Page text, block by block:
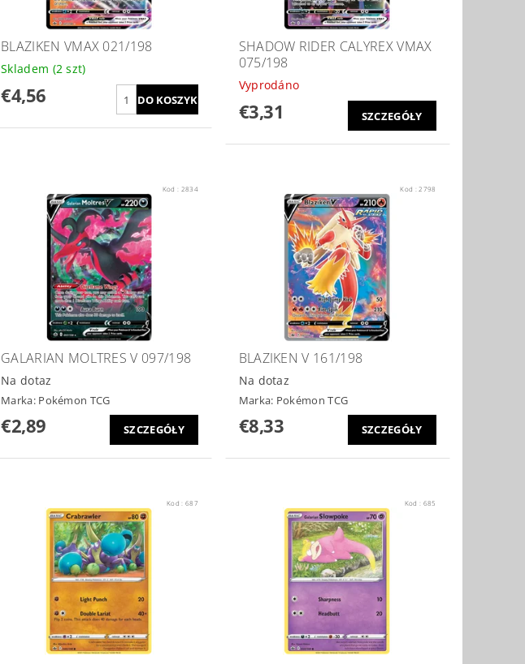
BLAZIKEN VMAX 021/198
Skladem (2 szt)
€4,56
SHADOW RIDER CALYREX VMAX
075/198
Vyprodáno
€3,31 SZCZEGÓŁY
Kod : 2834
GALARIAN MOLTRES V 097/198
Na dotaz
Marka: Pokémon TCG
€2,89 SZCZEGÓŁY
Kod :2798
BLAZIKEN V 161/198
Na dotaz
Marka: Pokémon TCG
€8,33 SZCZEGÓŁY
Kod :687 Kod : 685